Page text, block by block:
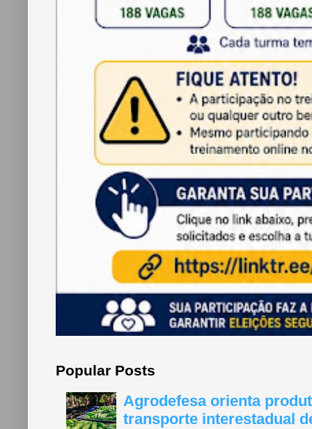
Popular Posts
Agrodefesa orienta
transporte interestadual